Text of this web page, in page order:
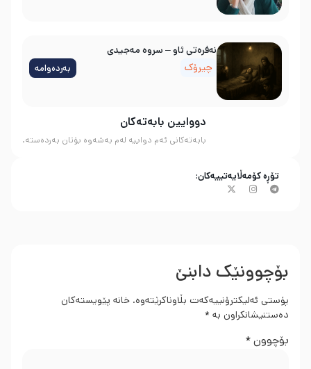
دووایین بابەتەکان
بابەتەکانی ئەم دواییە لەم بەشەوە بۆتان بەردەستە.
نه‌فره‌تی ئاو – سروه‌ مه‌جیدی
چیرۆک
بەردەوامە
تۆڕە کۆمەڵایەتییەکان:
بۆچوونێک دابنێ
پۆستی ئەلیکترۆنییەکەت بڵاوناکرێتەوە. خانە پێویستەکان
دەستنیشانکراون بە *
بۆچوون*